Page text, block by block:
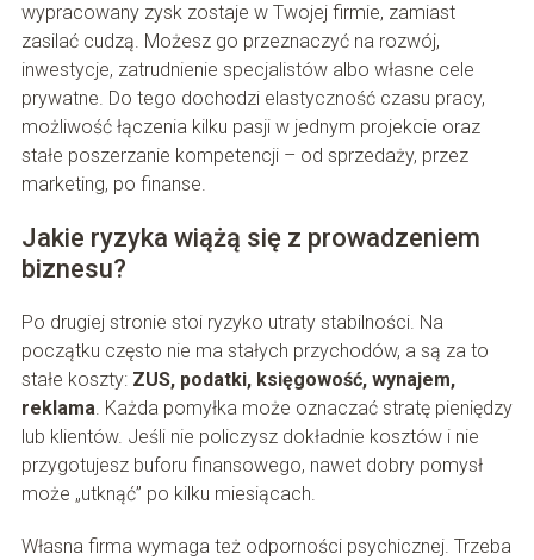
wypracowany zysk zostaje w Twojej firmie, zamiast
zasilać cudzą. Możesz go przeznaczyć na rozwój,
inwestycje, zatrudnienie specjalistów albo własne cele
prywatne. Do tego dochodzi elastyczność czasu pracy,
możliwość łączenia kilku pasji w jednym projekcie oraz
stałe poszerzanie kompetencji – od sprzedaży, przez
marketing, po finanse.
Jakie ryzyka wiążą się z prowadzeniem
biznesu?
Po drugiej stronie stoi ryzyko utraty stabilności. Na
początku często nie ma stałych przychodów, a są za to
stałe koszty: ZUS, podatki, księgowość, wynajem,
reklama. Każda pomyłka może oznaczać stratę pieniędzy
lub klientów. Jeśli nie policzysz dokładnie kosztów i nie
przygotujesz buforu finansowego, nawet dobry pomysł
może „utknąć” po kilku miesiącach.
Własna firma wymaga też odporności psychicznej. Trzeba